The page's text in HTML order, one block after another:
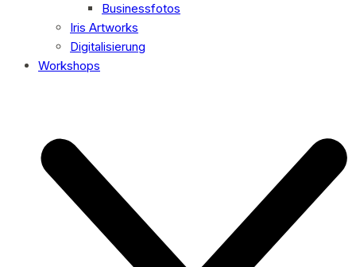
Businessfotos
Iris Artworks
Digitalisierung
Workshops